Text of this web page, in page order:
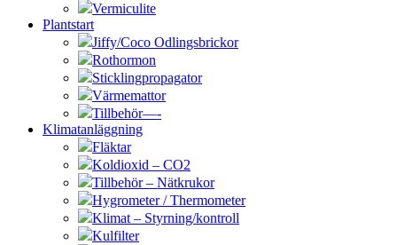
Vermiculite
Plantstart
Jiffy/Coco Odlingsbrickor
Rothormon
Sticklingpropagator
Värmemattor
Tillbehör—-
Klimatanläggning
Fläktar
Koldioxid – CO2
Tillbehör – Nätkrukor
Hygrometer / Thermometer
Klimat – Styrning/kontroll
Kulfilter